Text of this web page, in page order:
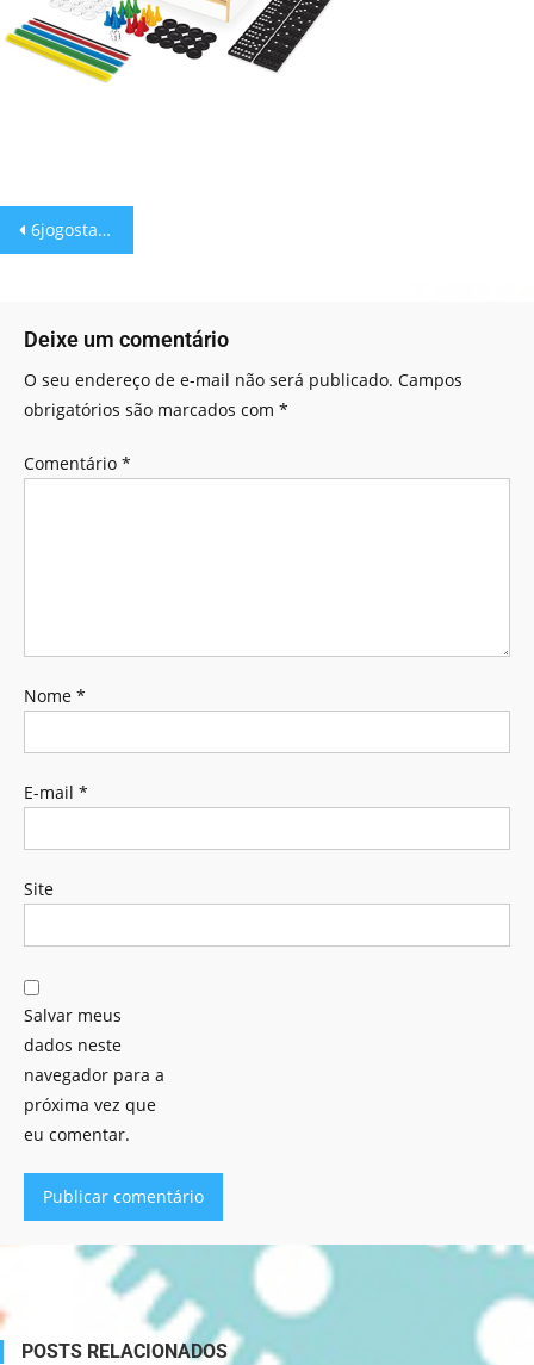
6jogostabuleiro2
Deixe um comentário
O seu endereço de e-mail não será publicado. Campos
obrigatórios são marcados com *
Comentário *
Nome *
E-mail *
Site
Salvar meus
dados neste
navegador para a
próxima vez que
eu comentar.
POSTS RELACIONADOS